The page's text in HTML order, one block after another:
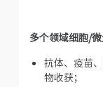
多个领域细胞/
抗体、疫苗
物收获；